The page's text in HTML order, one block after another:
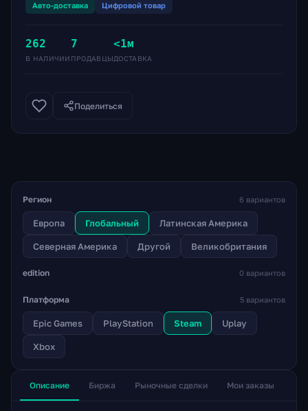
Авто-доставка Цифровой товар
262
В НАЛИЧИИ
7
ПРОДАВЦЫ
<1м
ДОСТАВКА
Поделиться
Регион 6 вариантов
Европа Глобальный Латинская Америка
Северная Америка Другой Великобритания
edition 0 вариантов
Платформа 5 вариантов
Epic Games PlayStation Steam Uplay
Xbox
Описание Биржа Рыночные сделки Мои заказы